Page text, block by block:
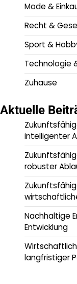
Mode &
Recht &
Sport &
Technologie
Zuhause
Aktuelle
intelligenter
robuster
Nachhaltige
Entwicklung
langfristiger